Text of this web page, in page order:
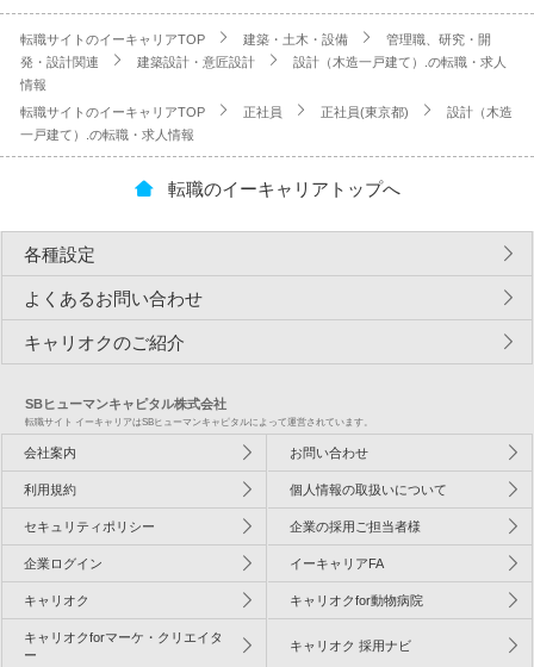
転職サイトのイーキャリアTOP 建築・土木・設備
管理職、研究・開
発・設計関連
建築設計・意匠設計
設計（木造一戸建て）.の転職・求人
情報
転職サイトのイーキャリアTOP
正社員 正社員(東京都)
設計（木造
一戸建て）.の転職・求人情報
転職のイーキャリアトップへ
各種設定
よくあるお問い合わせ
キャリオクのご紹介
SBヒューマンキャピタル株式会社
転職サイト イーキャリアはSBヒューマンキャピタルによって運営されています。
会社案内 お問い合わせ
利用規約 個人情報の取扱いについて
セキュリティポリシー 企業の採用ご担当者様
企業ログイン イーキャリアFA
キャリオク キャリオクfor動物病院
キャリオクforマーケ・クリエイタ
ー
キャリオク 採用ナビ